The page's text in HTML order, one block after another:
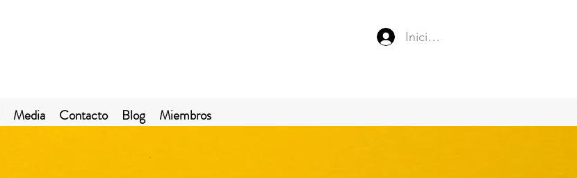
Iniciar sesión
Media Contacto Blog Miembros